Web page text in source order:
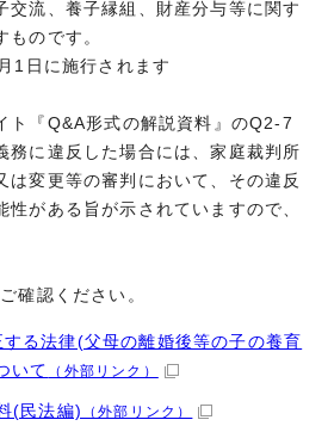
交流、養子縁組、財産分与等に関す
ものです。
1日に施行されます
ト『Q&A形式の解説資料』のQ2-7
務に違反した場合には、家庭裁判所
は変更等の審判において、その違反
性がある旨が示されていますので、
確認ください。
る法律(父母の離婚後等の子の養育
いて
（外部リンク）
(民法編) （外部リンク）